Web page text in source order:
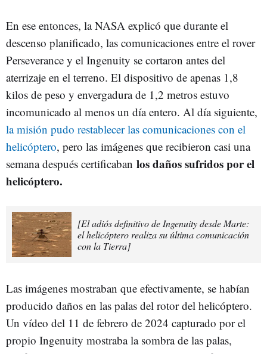
En ese entonces, la NASA explicó que durante el
descenso planificado, las comunicaciones entre el rover
Perseverance y el Ingenuity se cortaron antes del
aterrizaje en el terreno. El dispositivo de apenas 1,8
kilos de peso y envergadura de 1,2 metros estuvo
incomunicado al menos un día entero. Al día siguiente,
la misión pudo restablecer las comunicaciones con el
helicóptero, pero las imágenes que recibieron casi una
semana después certificaban los daños sufridos por el
helicóptero.
[El adiós definitivo de Ingenuity desde Marte:
el helicóptero realiza su última comunicación
con la Tierra]
Las imágenes mostraban que efectivamente, se habían
producido daños en las palas del rotor del helicóptero.
Un vídeo del 11 de febrero de 2024 capturado por el
propio Ingenuity mostraba la sombra de las palas,